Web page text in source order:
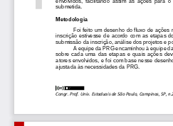
Congr. Prof. Univ. Estaduais de São Paulo, Campinas, SP,
submetida.
Metodologia
Foi feito um desenho do fluxo de ações
inscrição  estivesse  de  acordo  com  as  etapas
submissão da inscrição, análise dos projetos e
A equipe da PRG encaminhou à equipe
sobre  cada  uma  das  etapas  e  quais  ações
atores envolvidos, e foi com base nesse
ajustada às necessidades da PRG.